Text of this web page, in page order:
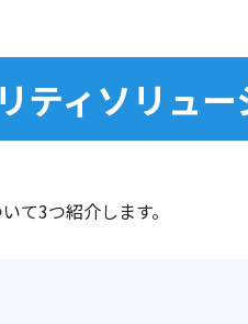
ティソリュー
て3つ紹介します。